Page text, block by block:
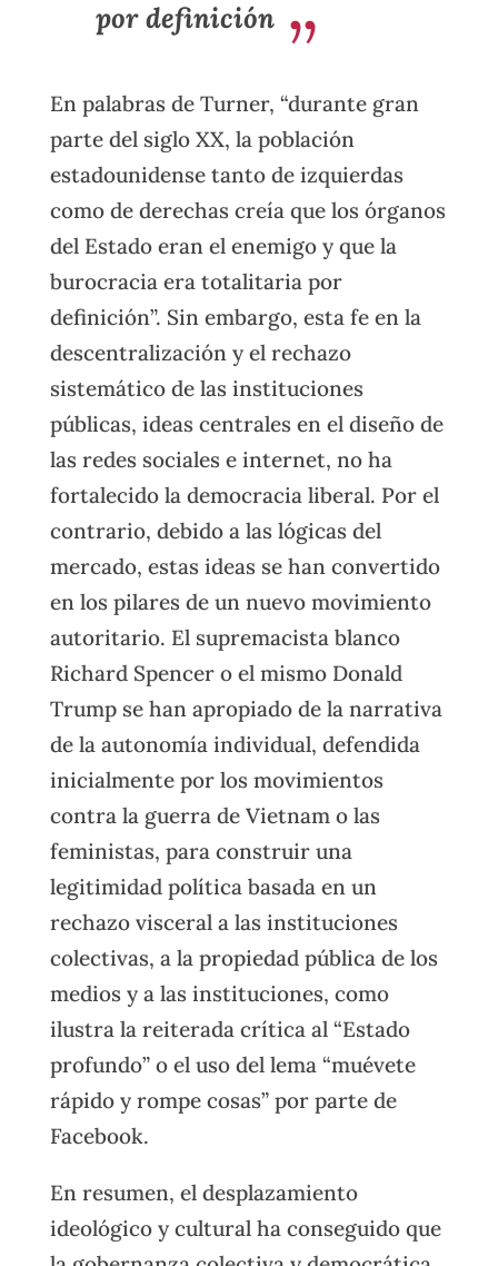
por definición
En palabras de Turner, “durante gran
parte del siglo XX, la población
estadounidense tanto de izquierdas
como de derechas creía que los órganos
del Estado eran el enemigo y que la
burocracia era totalitaria por
definición”. Sin embargo, esta fe en la
descentralización y el rechazo
sistemático de las instituciones
públicas, ideas centrales en el diseño de
las redes sociales e internet, no ha
fortalecido la democracia liberal. Por el
contrario, debido a las lógicas del
mercado, estas ideas se han convertido
en los pilares de un nuevo movimiento
autoritario. El supremacista blanco
Richard Spencer o el mismo Donald
Trump se han apropiado de la narrativa
de la autonomía individual, defendida
inicialmente por los movimientos
contra la guerra de Vietnam o las
feministas, para construir una
legitimidad política basada en un
rechazo visceral a las instituciones
colectivas, a la propiedad pública de los
medios y a las instituciones, como
ilustra la reiterada crítica al “Estado
profundo” o el uso del lema “muévete
rápido y rompe cosas” por parte de
Facebook.
En resumen, el desplazamiento
ideológico y cultural ha conseguido que